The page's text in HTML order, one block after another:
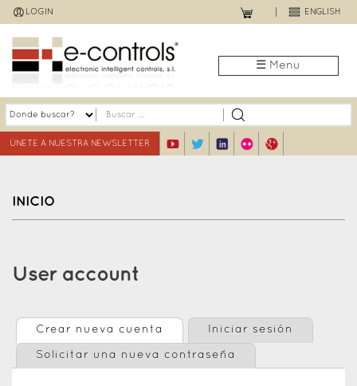
Jump
to
navigation
LOGIN ENGLISH
☰ Menu
ÚNETE A NUESTRA NEWSLETTER
INICIO
top
User account
Primary
Crear nueva cuenta (solapa activa)
Iniciar sesión
Solicitar una nueva contraseña